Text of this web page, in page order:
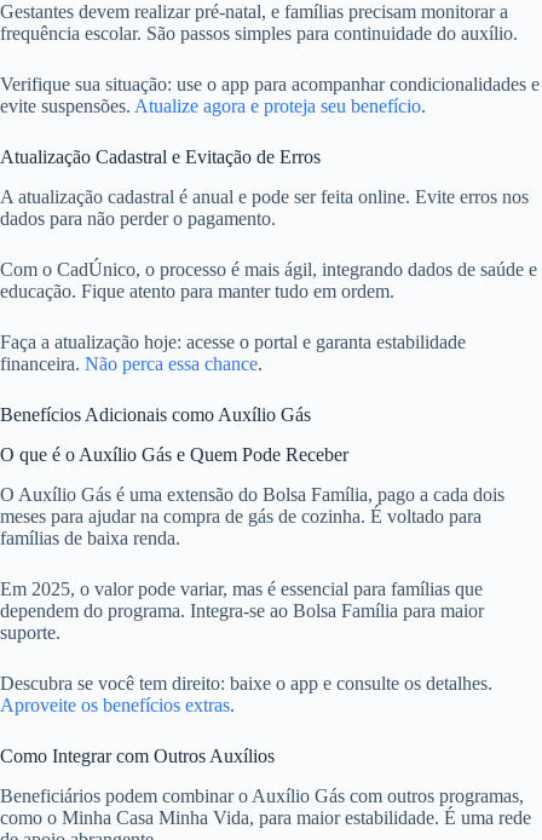
Gestantes devem realizar pré-natal, e famílias precisam monitorar a
frequência escolar. São passos simples para continuidade do auxílio.
Verifique sua situação: use o app para acompanhar condicionalidades e
evite suspensões. Atualize agora e proteja seu benefício.
Atualização Cadastral e Evitação de Erros
A atualização cadastral é anual e pode ser feita online. Evite erros nos
dados para não perder o pagamento.
Com o CadÚnico, o processo é mais ágil, integrando dados de saúde e
educação. Fique atento para manter tudo em ordem.
Faça a atualização hoje: acesse o portal e garanta estabilidade
financeira. Não perca essa chance.
Benefícios Adicionais como Auxílio Gás
O que é o Auxílio Gás e Quem Pode Receber
O Auxílio Gás é uma extensão do Bolsa Família, pago a cada dois
meses para ajudar na compra de gás de cozinha. É voltado para
famílias de baixa renda.
Em 2025, o valor pode variar, mas é essencial para famílias que
dependem do programa. Integra-se ao Bolsa Família para maior
suporte.
Descubra se você tem direito: baixe o app e consulte os detalhes.
Aproveite os benefícios extras.
Como Integrar com Outros Auxílios
Beneficiários podem combinar o Auxílio Gás com outros programas,
como o Minha Casa Minha Vida, para maior estabilidade. É uma rede